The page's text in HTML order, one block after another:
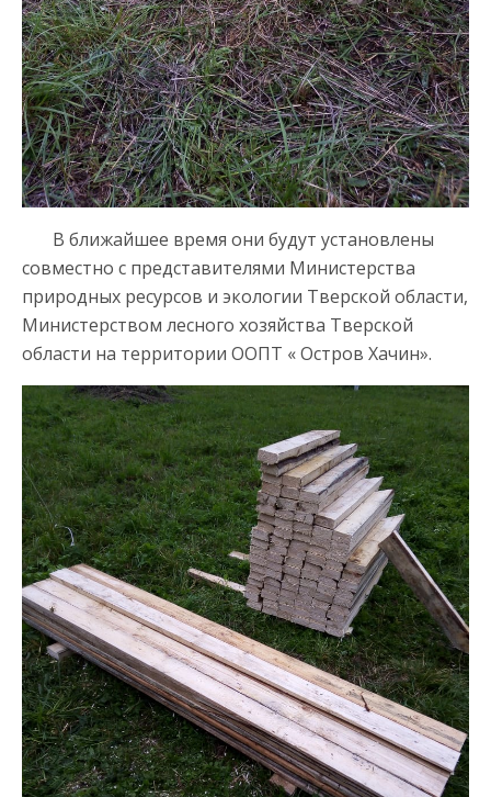
В ближайшее время они будут установлены
совместно с представителями Министерства
природных ресурсов и экологии Тверской области,
Министерством лесного хозяйства Тверской
области на территории ООПТ « Остров Хачин».